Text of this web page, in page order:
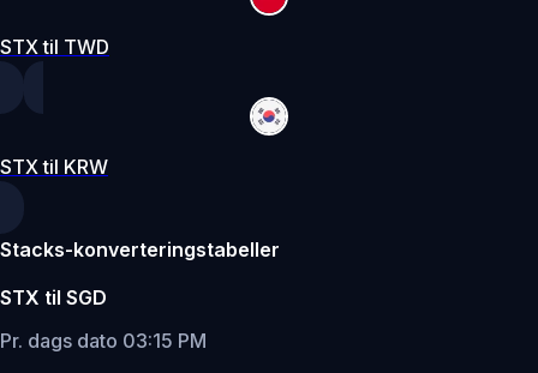
STX til TWD
STX til KRW
Stacks-konverteringstabeller
STX til SGD
Pr. dags dato 03:15 PM